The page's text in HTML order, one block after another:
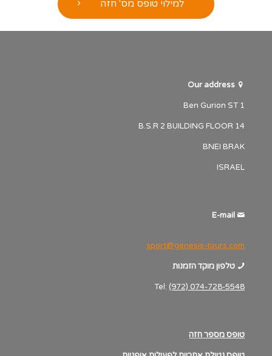
למילוי טופס מס' חזה
1 Ben Gurion ST
B.S.R 2 BUILDING FLOOR 14
BNEI BRAK
ISRAEL
sport@genesis-tours.com
טלפון מוקד הזמנות
Tel: (972) 074-728-5548
טופס מספר חזה